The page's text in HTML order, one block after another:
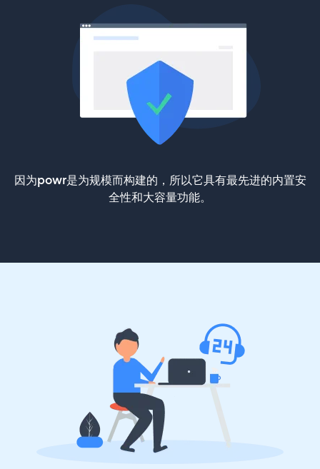
因为powr是为规模而构建的，所以它具有最先进的内置安
全性和大容量功能。